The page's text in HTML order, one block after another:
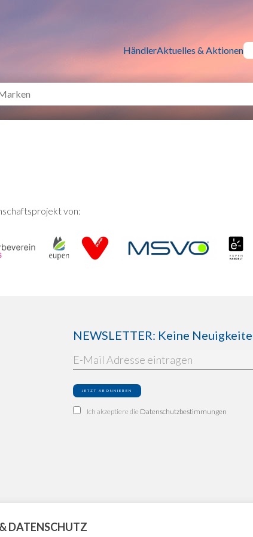
Shoppen HändlerAktuelles & Aktionen
von:
NEWSLETTER: Keine
Ich akzeptiere die Datenschutzbestimmungen
DATENSCHUTZ